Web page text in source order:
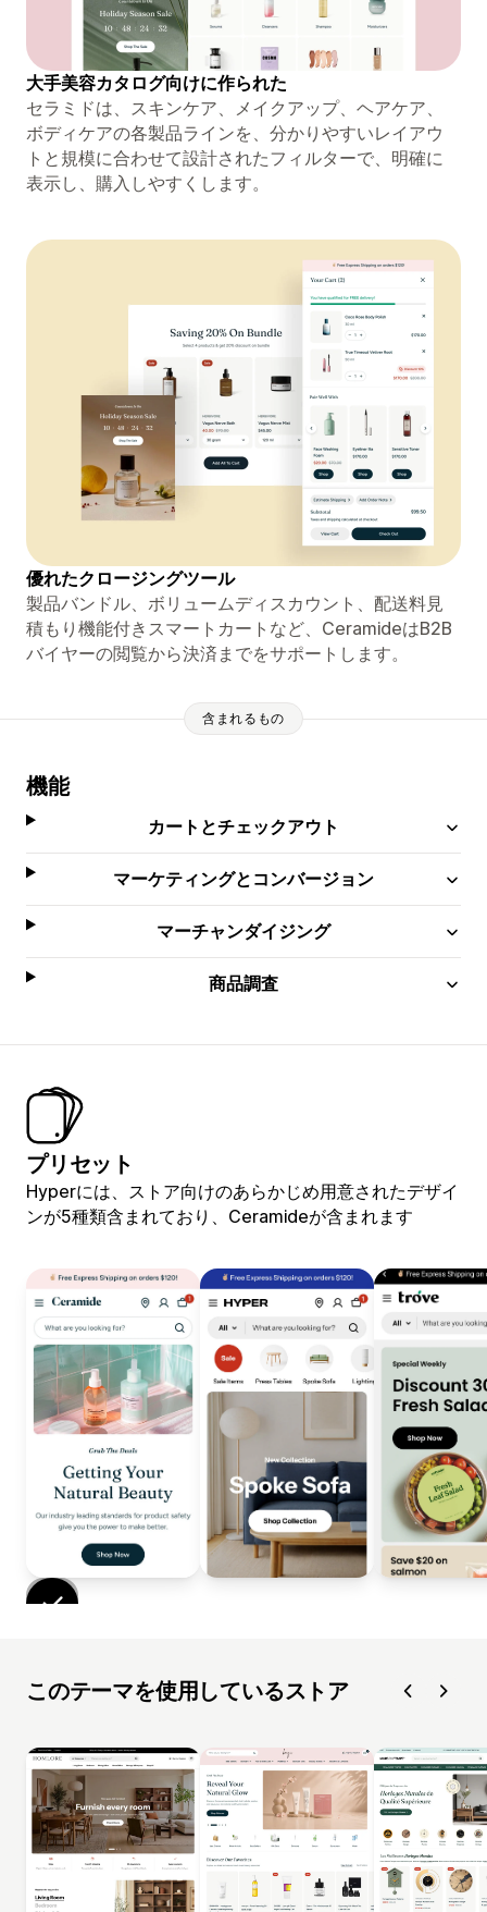
大手美容カタログ向けに作られた
セラミドは、スキンケア、メイクアップ、ヘアケア、
ボディケアの各製品ラインを、分かりやすいレイアウ
トと規模に合わせて設計されたフィルターで、明確に
表示し、購入しやすくします。
優れたクロージングツール
製品バンドル、ボリュームディスカウント、配送料見
積もり機能付きスマートカートなど、CeramideはB2B
バイヤーの閲覧から決済までをサポートします。
含まれるもの
機能
カートとチェックアウト
マーケティングとコンバージョン
マーチャンダイジング
商品調査
プリセット
Hyperには、ストア向けのあらかじめ用意されたデザイ
ンが5種類含まれており、Ceramideが含まれます
このテーマを使用しているストア